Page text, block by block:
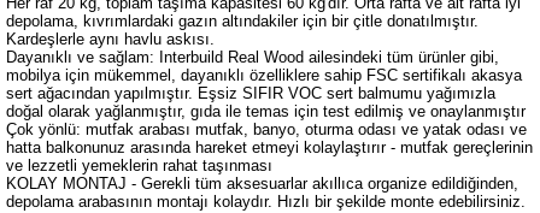
depolama, kıvrımlardaki gazın altındakiler için bir çitle donatılmıştır.
Kardeşlerle aynı havlu askısı.
Dayanıklı ve sağlam: Interbuild Real Wood ailesindeki tüm ürünler gibi,
mobilya için mükemmel, dayanıklı özelliklere sahip FSC sertifikalı akasya
sert ağacından yapılmıştır. Eşsiz SIFIR VOC sert balmumu yağımızla
doğal olarak yağlanmıştır, gıda ile temas için test edilmiş ve onaylanmıştır
Çok yönlü: mutfak arabası mutfak, banyo, oturma odası ve yatak odası ve
hatta balkonunuz arasında hareket etmeyi kolaylaştırır - mutfak gereçlerinin
ve lezzetli yemeklerin rahat taşınması
KOLAY MONTAJ - Gerekli tüm aksesuarlar akıllıca organize edildiğinden,
depolama arabasının montajı kolaydır. Hızlı bir şekilde monte edebilirsiniz.